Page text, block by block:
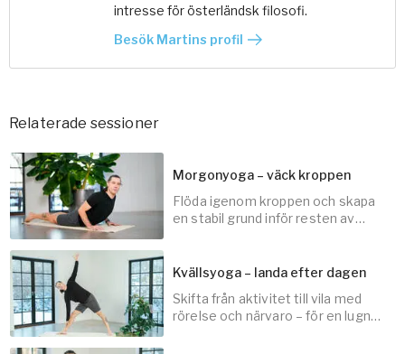
intresse för österländsk filosofi.
Besök Martins profil
Relaterade sessioner
20min
Morgonyoga – väck kroppen
Flöda igenom kroppen och skapa
en stabil grund inför resten av
Kvällsyoga – landa efter dagen
Skifta från aktivitet till vila med
rörelse och närvaro – för en lugn